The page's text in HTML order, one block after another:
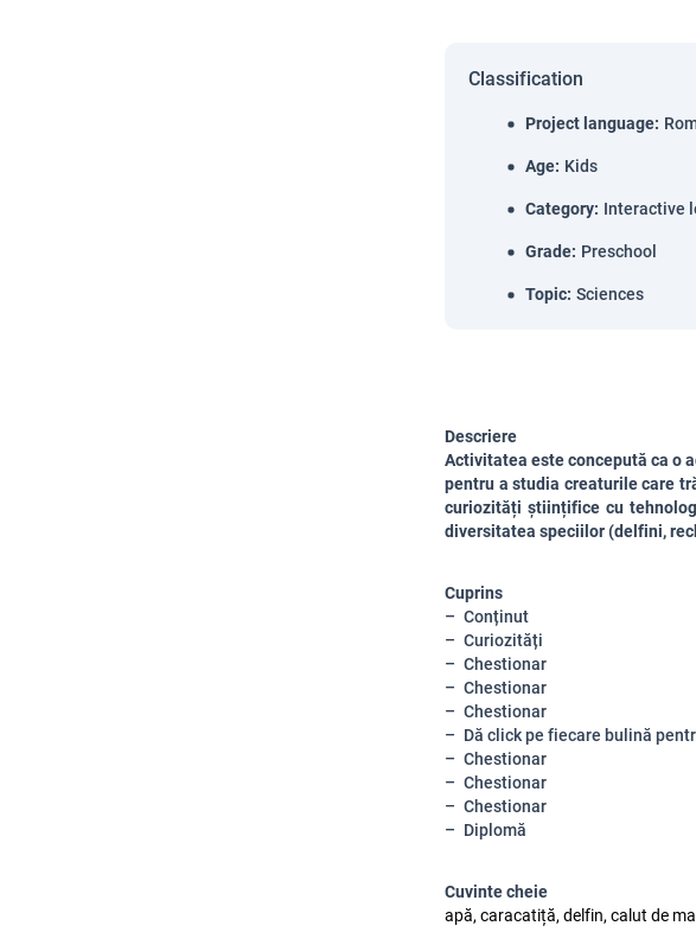
Classification
Project language:
Age: Kids
Category: Interactive
Grade: Preschool
Topic: Sciences
Descriere
Activitatea este concepută ca o
pentru a studia creaturile care
curiozități științifice cu
diversitatea speciilor (delfini,
Cuprins
Conținut
Curiozități
Chestionar
Chestionar
Chestionar
Dă click pe fiecare bulină
Chestionar
Chestionar
Chestionar
Diplomă
Cuvinte cheie
apă, caracatiță, delfin, calut de